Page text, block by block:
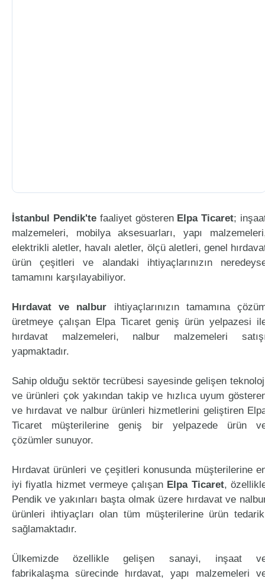
İstanbul Pendik'tefaaliyet gösteren Elpa Ticaret;
malzemeleri, mobilya aksesuarları, yapı
elektrikli aletler, havalı aletler, ölçü aletleri, genel
ürün çeşitleri ve alandaki ihtiyaçlarınızın
tamamını karşılayabiliyor.
Hırdavat ve nalbur ihtiyaçlarınızın tamamına
üretmeye çalışan Elpa Ticaret geniş ürün yelpazesi
hırdavat malzemeleri, nalbur malzemeleri
yapmaktadır.
Sahip olduğu sektör tecrübesi sayesinde gelişen
ve ürünleri çok yakından takip ve hızlıca uyum
ve hırdavat ve nalbur ürünleri hizmetlerini geliştiren
Ticaret müşterilerine geniş bir yelpazede ürün
çözümler sunuyor.
Hırdavat ürünleri ve çeşitleri konusunda müşterilerine
iyi fiyatla hizmet vermeye çalışan Elpa Ticaret,
Pendik ve yakınları başta olmak üzere hırdavat ve
ürünleri ihtiyaçları olan tüm müşterilerine ürün
sağlamaktadır.
Ülkemizde özellikle gelişen sanayi, inşaat
fabrikalaşma sürecinde hırdavat, yapı malzemeleri